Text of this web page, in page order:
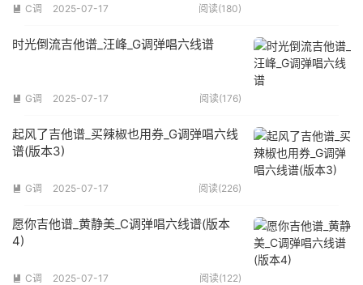
 C调 2025-07-17 阅读(180)
时光倒流吉他谱_汪峰_G调弹唱六线谱
 G调 2025-07-17 阅读(176)
起风了吉他谱_买辣椒也用券_G调弹唱六线
谱(版本3)
 G调 2025-07-17 阅读(226)
愿你吉他谱_黄静美_C调弹唱六线谱(版本
4)
 C调 2025-07-17 阅读(122)